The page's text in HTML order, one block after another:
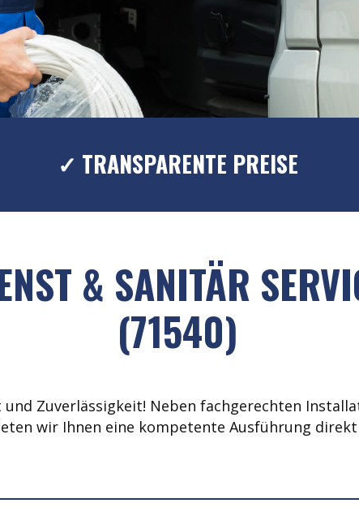
✓ TRANSPARENTE PREISE
& SANITÄR
(71540)
Zuverlässigkeit! Neben fachgerechten
wir Ihnen eine kompetente Ausführung